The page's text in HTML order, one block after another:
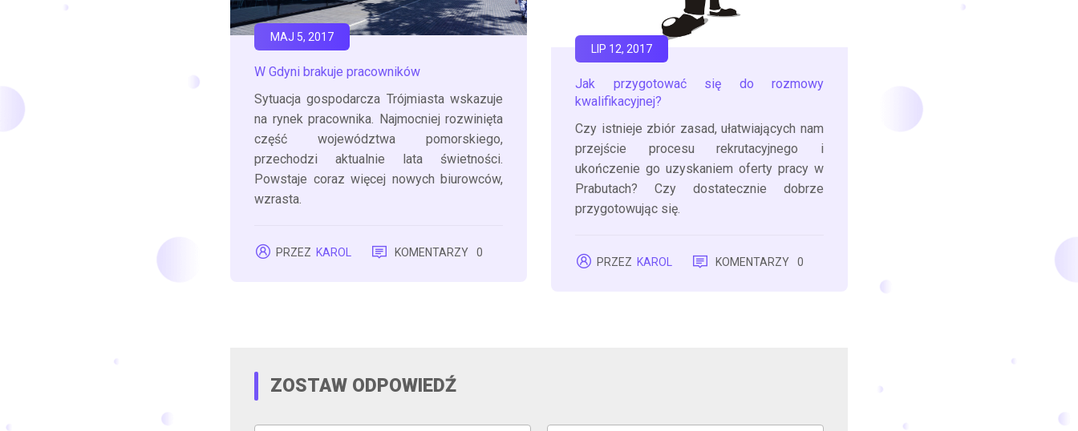
W Gdyni brakuje pracowników
Sytuacja gospodarcza Trójmiasta wskazuje
na rynek pracownika. Najmocniej rozwinięta
część województwa pomorskiego,
przechodzi aktualnie lata świetności.
Powstaje coraz więcej nowych biurowców,
wzrasta.
MAJ 5, 2017
PRZEZ KAROL KOMENTARZY 0
Jak przygotować się do rozmowy
kwalifikacyjnej?
Czy istnieje zbiór zasad, ułatwiających nam
przejście procesu rekrutacyjnego i
ukończenie go uzyskaniem oferty pracy w
Prabutach? Czy dostatecznie dobrze
przygotowując się.
LIP 12, 2017
PRZEZ KAROL KOMENTARZY 0
ZOSTAW ODPOWIEDŹ